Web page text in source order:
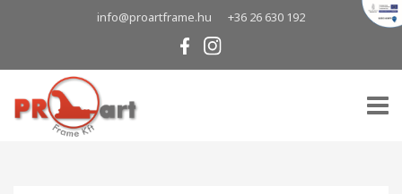
info@proartframe.hu +36 26 630 192